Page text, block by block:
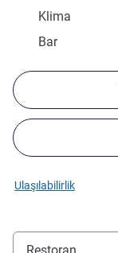
Klima
Bar
Ulaşılabilirlik